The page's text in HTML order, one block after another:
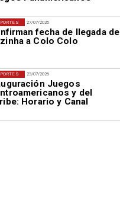
27/07/2026
fecha de llegada de
a Colo Colo
23/07/2026
Juegos
y del
Horario y Canal